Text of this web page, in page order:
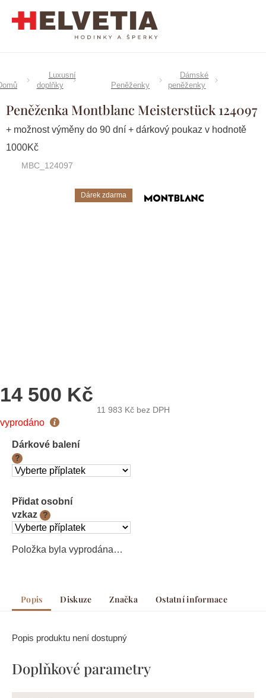
Luxusní
doplňky
Peněženky
Dámské
peněženky
Peněženka Montblanc Meisterstück 124097
+ možnost výměny do 90 dní + dárkový poukaz v hodnotě
1000Kč
MBC_124097
Dárek zdarma Značka:Montblanc
14 500 Kč
11 983 Kčbez DPH
Měrná
vyprodáno
Dárkové balení
?
Přidat osobní
vzkaz
?
Položka byla vyprodána…
Popis Diskuze Značka Ostatní informace
Popis produktu není dostupný
Doplňkové parametry